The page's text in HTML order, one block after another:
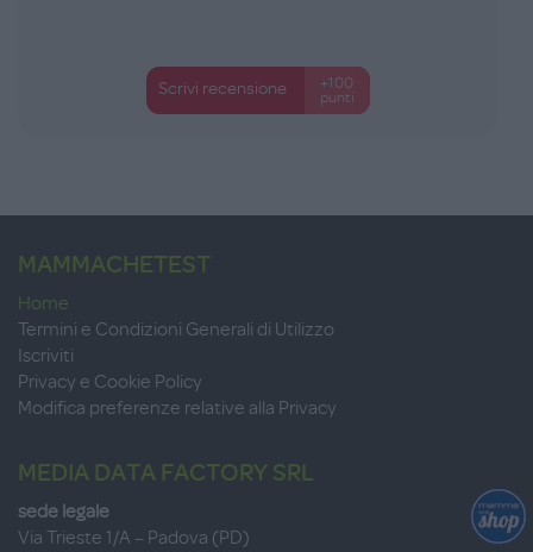
Scrivi recensione
+100
punti
MAMMACHETEST
Home
Termini e Condizioni Generali di Utilizzo
Iscriviti
Privacy e Cookie Policy
Modifica preferenze relative alla Privacy
MEDIA DATA FACTORY SRL
sede legale
Via Trieste 1/A – Padova (PD)